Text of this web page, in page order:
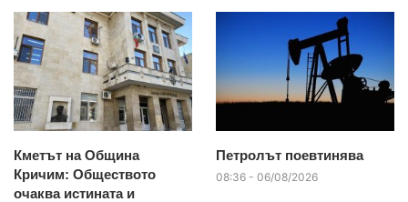
Кметът на Община
Кричим: Обществото
очаква истината и
Петролът поевтинява
08:36 - 06/08/2026